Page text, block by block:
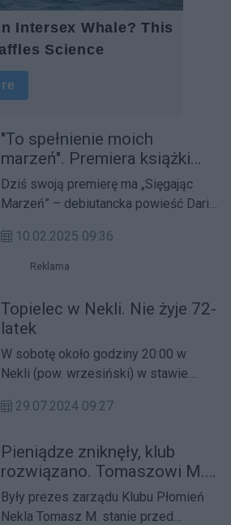
"To spełnienie moich
marzeń". Premiera książki
„Sięgając Marzeń” autorstwa
mieszkanki naszego regionu
Dziś swoją premierę ma „Sięgając
Marzeń” – debiutancka powieść Darii
powiecie wrzesińskim.
10.02.2025 09:36
Reklama
Topielec w Nekli. Nie żyje 72-
latek
W sobotę około godziny 20:00 w
Nekli (pow. wrzesiński) w stawie
29.07.2024 09:27
Pieniądze zniknęły, klub
rozwiązano. Tomaszowi M.
grozi więzienie
Były prezes zarządu Klubu Płomień
Nekla Tomasz M. stanie przed